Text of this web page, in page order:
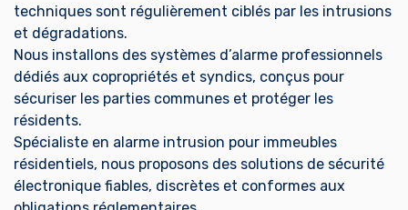
techniques sont régulièrement ciblés par les intrusions
et dégradations.
Nous installons des systèmes d’alarme professionnels
dédiés aux copropriétés et syndics, conçus pour
sécuriser les parties communes et protéger les
résidents.
Spécialiste en alarme intrusion pour immeubles
résidentiels, nous proposons des solutions de sécurité
électronique fiables, discrètes et conformes aux